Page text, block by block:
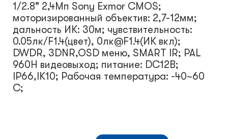
1/2.8" 2,4Mп Sony Exmor CMOS;
моторизированный объектив: 2,7-12мм;
дальность ИК: 30м; чувствительность:
0.05лк/F1.4(цвет), 0лк@F1.4(ИК вкл);
DWDR, 3DNR,OSD меню, SMART IR; PAL
960H видеовыход; питание: DC12В;
IP66,IK10; Рабочая температура: -40~60
С;